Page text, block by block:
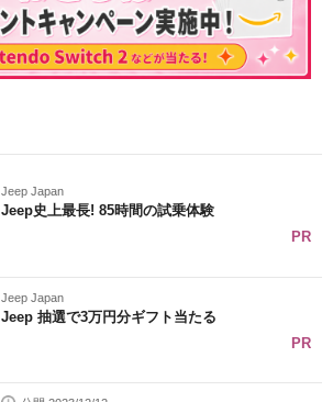
Jeep Japan
Jeep史上最長! 85時間の試乗体験
PR
Jeep Japan
Jeep 抽選で3万円分ギフト当たる
PR